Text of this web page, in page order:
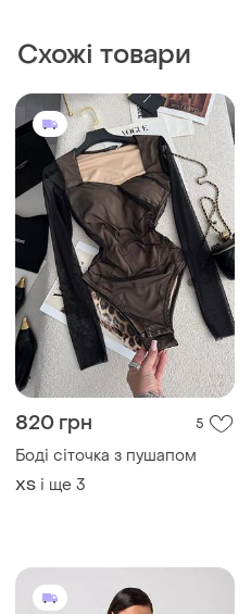
Схожі товари
820 грн 5
Боді сіточка з пушапом
ХS і ще 3